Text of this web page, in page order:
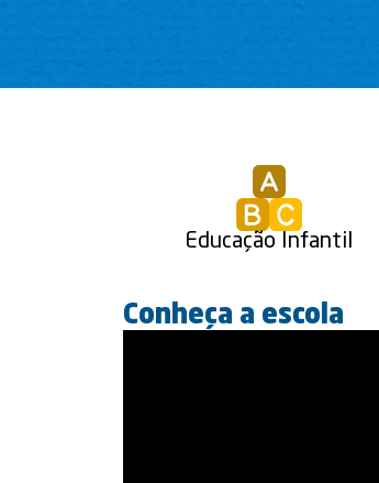
Educação Infantil
Conheça a escola